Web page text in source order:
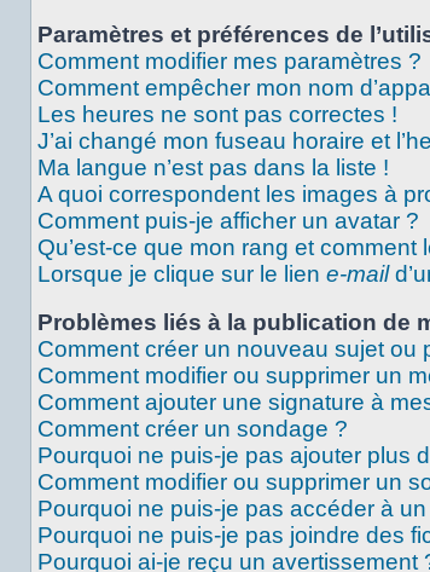
Paramètres et préférences de
Comment modifier mes paramètres ?
Comment empêcher mon nom
Les heures ne sont pas correctes !
J’ai changé mon fuseau horaire et
Ma langue n’est pas dans la liste !
A quoi correspondent les images à
Comment puis-je afficher un avatar ?
Qu’est-ce que mon rang et comment
Lorsque je clique sur le lien e-mail
Problèmes liés à la publication de
Comment créer un nouveau sujet ou
Comment modifier ou supprimer un
Comment ajouter une signature à
Comment créer un sondage ?
Pourquoi ne puis-je pas ajouter plus
Comment modifier ou supprimer un
Pourquoi ne puis-je pas accéder à
Pourquoi ne puis-je pas joindre des
Pourquoi ai-je reçu un avertissement